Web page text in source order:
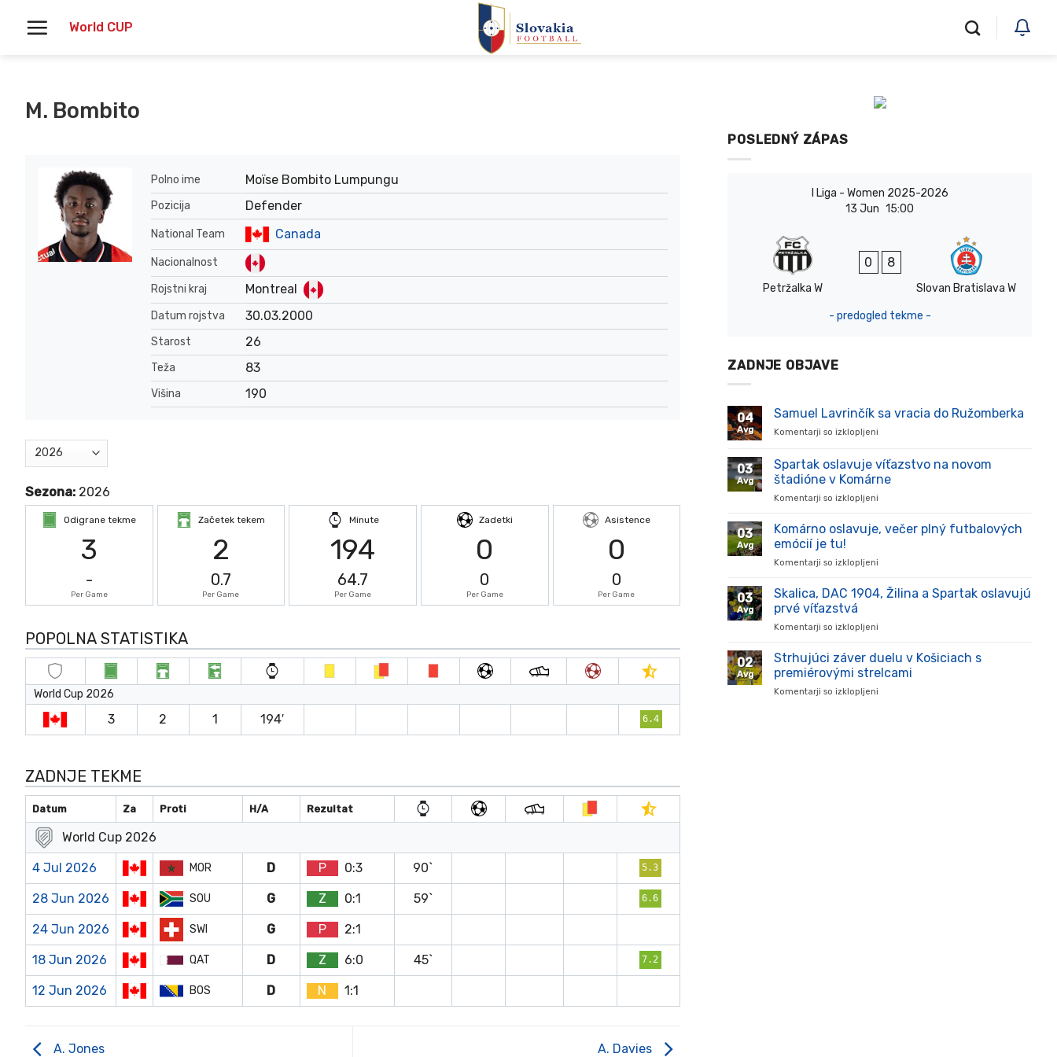
World CUP
M. Bombito
Polno ime Moïse Bombito Lumpungu
Pozicija Defender
National Team Canada
Nacionalnost
Rojstni kraj
Montreal
Datum rojstva 30.03.2000
Starost 26
Teža 83
Višina 190
Sezona: 2026
Odigrane tekme
3
-
Per Game
Začetek tekem
2
0.7
Per Game
Minute
194
64.7
Per Game
Zadetki
0
0
Per Game
Asistence
0
0
Per Game
POPOLNA STATISTIKA
World Cup 2026
3 2 1 194′ 6.4
ZADNJE TEKME
Datum Za Proti H/A Rezultat
World Cup 2026
4 Jul 2026 MOR D P 0:3 90` 5.3
28 Jun 2026 SOU G Z 0:1 59` 6.6
24 Jun 2026 SWI G P 2:1
18 Jun 2026 QAT D Z 6:0 45` 7.2
12 Jun 2026 BOS D N 1:1
A. Jones A. Davies
POSLEDNÝ ZÁPAS
I Liga - Women 2025-2026
13 Jun 15:00
Petržalka W
0 8
Slovan Bratislava W
- predogled tekme -
ZADNJE OBJAVE
04
Avg
Samuel Lavrinčík sa vracia do Ružomberka
Komentarji so izklopljeni
Lavrinčík
vracia
03
Avg
Spartak oslavuje víťazstvo na novom
štadióne v Komárne
Komentarji so izklopljeni
oslavuje
v
03
Avg
Komárno oslavuje, večer plný futbalových
emócií je tu!
Komentarji so izklopljeni
oslavuje,
je
tu!
03
Avg
Skalica, DAC 1904, Žilina a Spartak oslavujú
prvé víťazstvá
Komentarji so izklopljeni
DAC
1904,
02
Avg
Strhujúci záver duelu v Košiciach s
premiérovými strelcami
Komentarji so izklopljeni